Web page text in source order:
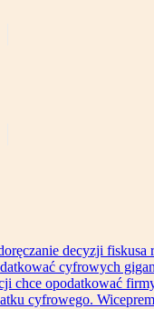
decyzji
cyfrowych
chce opodatkować
cyfrowego.